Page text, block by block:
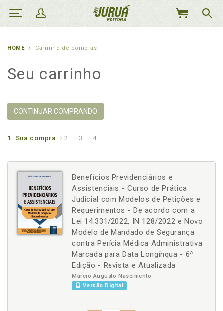
MEU
HOME Carrinho de compras
Seu carrinho
CONTINUAR COMPRANDO
1. Sua compra 2. 3. 4.
Benefícios Previdenciários e
Assistenciais - Curso de Prática
Judicial com Modelos de Petições e
Requerimentos - De acordo com a
Lei 14.331/2022, IN 128/2022 e Novo
Modelo de Mandado de Segurança
contra Perícia Médica Administrativa
Marcada para Data Longínqua - 6ª
Edição - Revista e Atualizada
Márcio Augusto Nascimento
Versão Digital